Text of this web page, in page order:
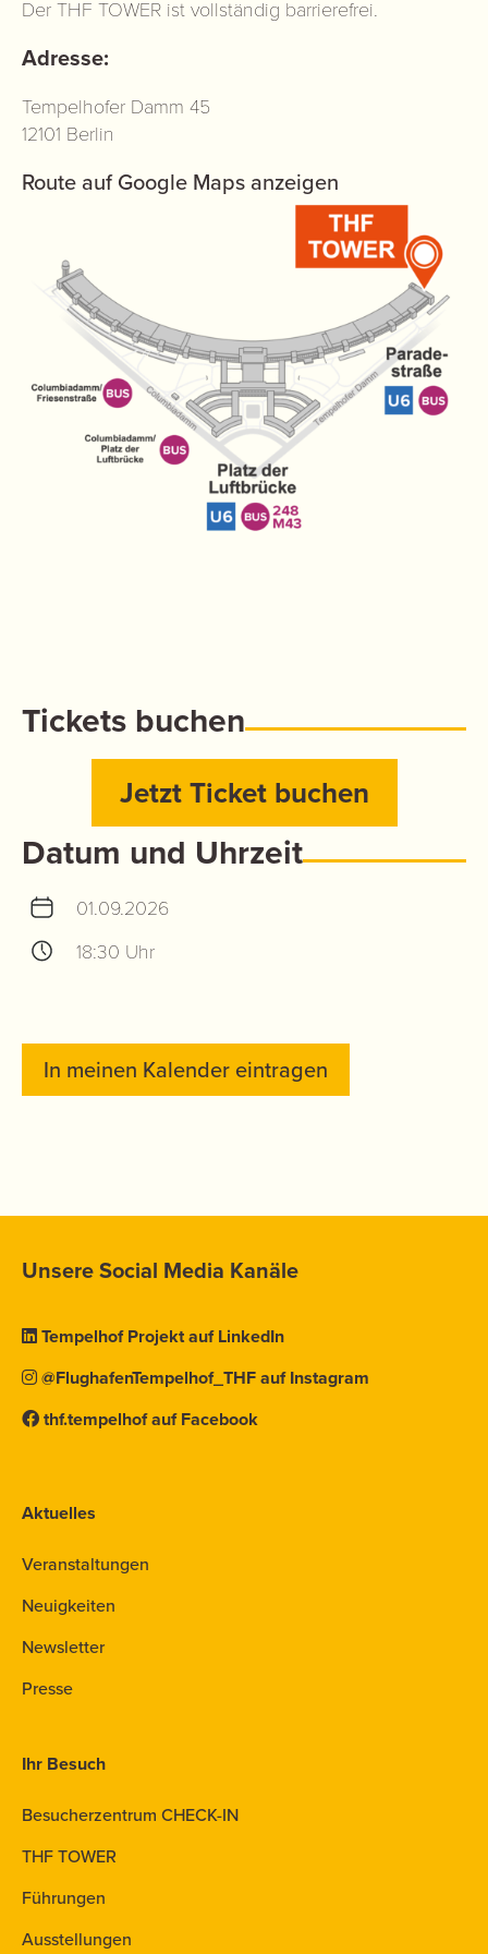
Der THF TOWER ist vollständig barrierefrei.
Adresse:
Tempelhofer Damm 45
12101 Berlin
Route auf Google Maps anzeigen
Tickets buchen
Jetzt Ticket buchen
Datum und Uhrzeit
01.09.2026
18:30 Uhr
In meinen Kalender eintragen
Unsere Social Media Kanäle
Tempelhof Projekt auf LinkedIn
@FlughafenTempelhof_THF auf Instagram
thf.tempelhof auf Facebook
Aktuelles
Veranstaltungen
Neuigkeiten
Newsletter
Presse
Ihr Besuch
Besucherzentrum CHECK-IN
THF TOWER
Führungen
Ausstellungen